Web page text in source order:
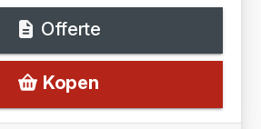
Offerte
Kopen